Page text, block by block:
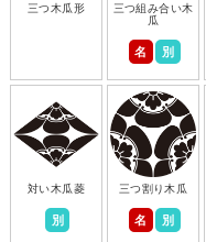
三つ木瓜形
三つ組み合い木
瓜
名 別
対い木瓜菱
別
三つ割り木瓜
名 別